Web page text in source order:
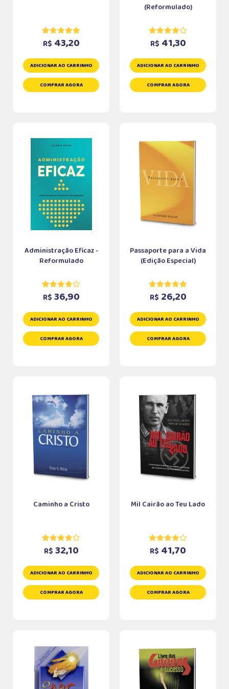
R$ 43,20
ADICIONAR AO CARRINHO
COMPRAR AGORA
(Reformulado)
R$ 41,30
ADICIONAR AO CARRINHO
COMPRAR AGORA
Administração Eficaz -
Reformulado
R$ 36,90
ADICIONAR AO CARRINHO
COMPRAR AGORA
Passaporte para a Vida
(Edição Especial)
R$ 26,20
ADICIONAR AO CARRINHO
COMPRAR AGORA
Caminho a Cristo
R$ 32,10
ADICIONAR AO CARRINHO
COMPRAR AGORA
Mil Cairão ao Teu Lado
R$ 41,70
ADICIONAR AO CARRINHO
COMPRAR AGORA